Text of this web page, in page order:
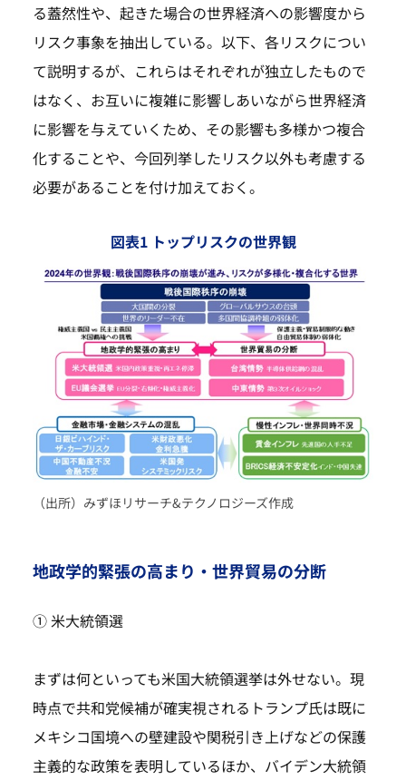
る蓋然性や、起きた場合の世界経済への影響度から
リスク事象を抽出している。以下、各リスクについ
て説明するが、これらはそれぞれが独立したもので
はなく、お互いに複雑に影響しあいながら世界経済
に影響を与えていくため、その影響も多様かつ複合
化することや、今回列挙したリスク以外も考慮する
必要があることを付け加えておく。
図表1 トップリスクの世界観
（出所）みずほリサーチ&テクノロジーズ作成
地政学的緊張の高まり・世界貿易の分断
① 米大統領選
まずは何といっても米国大統領選挙は外せない。現
時点で共和党候補が確実視されるトランプ氏は既に
メキシコ国境への壁建設や関税引き上げなどの保護
主義的な政策を表明しているほか、バイデン大統領